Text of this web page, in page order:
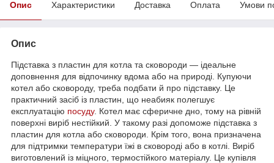
Опис Характеристики Доставка Оплата Умови
Опис
Підставка з пластин для котла та сковороди — ідеальне
доповнення для відпочинку вдома або на природі. Купуючи
котел або сковороду, треба подбати й про підставку. Це
практичний засіб із пластин, що неабияк полегшує
експлуатацію посуду. Котел має сферичне дно, тому на рівній
поверхні виріб нестійкий. У такому разі допоможе підставка з
пластин для котла або сковороди. Крім того, вона призначена
для підтримки температури їжі в сковороді або в котлі. Виріб
виготовлений із міцного, термостійкого матеріалу. Це купівля